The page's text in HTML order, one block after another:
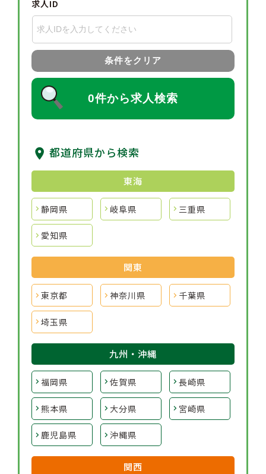
求人ID
条件をクリア
0件から求人検索
都道府県から検索
東海
静岡県 岐阜県 三重県
愛知県
関東
東京都 神奈川県 千葉県
埼玉県
九州・沖縄
福岡県 佐賀県 長崎県
熊本県 大分県 宮崎県
鹿児島県 沖縄県
関西